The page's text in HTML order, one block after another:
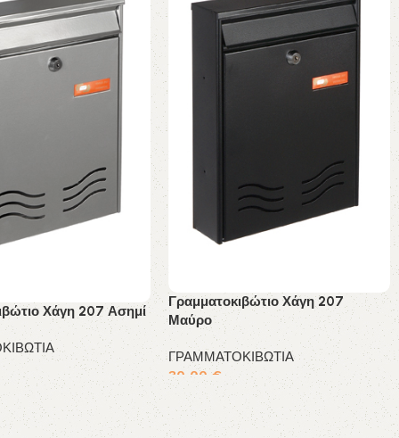
Χάγη 207 Ασημί
καλάθι
Γραμματοκιβώτιο Χάγη 207
Μαύρο
ΓΡΑΜΜΑΤΟΚΙΒΩΤΙΑ
30,00€
Προσθήκη στο καλάθι